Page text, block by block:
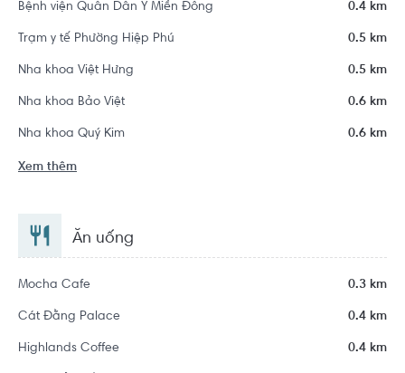
Bệnh viện Quân Dân Y Miền Đông 0.4 km
Trạm y tế Phường Hiệp Phú 0.5 km
Nha khoa Việt Hưng 0.5 km
Nha khoa Bảo Việt 0.6 km
Nha khoa Quý Kim 0.6 km
Xem thêm
Ăn uống
Mocha Cafe 0.3 km
Cát Đằng Palace 0.4 km
Highlands Coffee 0.4 km